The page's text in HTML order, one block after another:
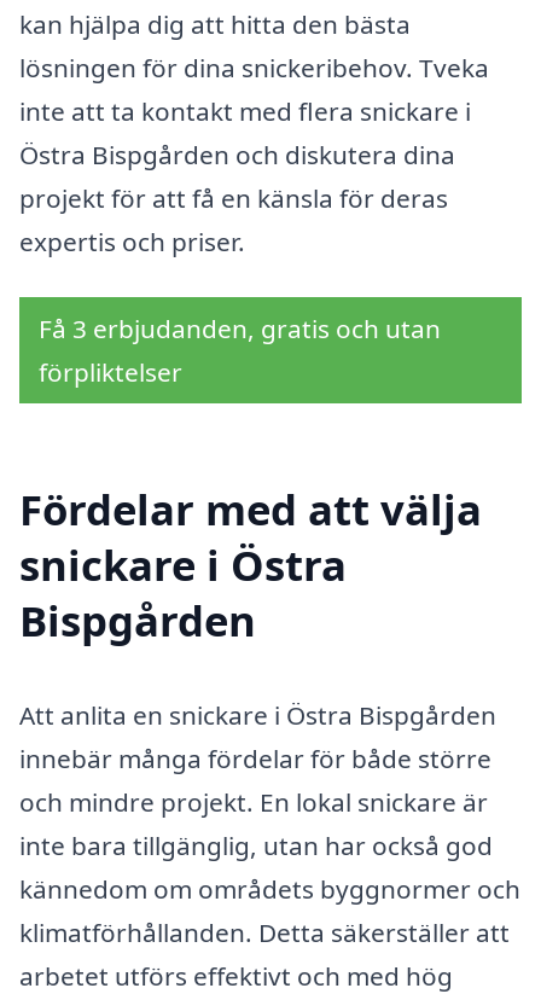
kan hjälpa dig att hitta den bästa
lösningen för dina snickeribehov. Tveka
inte att ta kontakt med flera snickare i
Östra Bispgården och diskutera dina
projekt för att få en känsla för deras
expertis och priser.
Få 3 erbjudanden, gratis och utan
förpliktelser
Fördelar med att välja
snickare i Östra
Bispgården
Att anlita en snickare i Östra Bispgården
innebär många fördelar för både större
och mindre projekt. En lokal snickare är
inte bara tillgänglig, utan har också god
kännedom om områdets byggnormer och
klimatförhållanden. Detta säkerställer att
arbetet utförs effektivt och med hög